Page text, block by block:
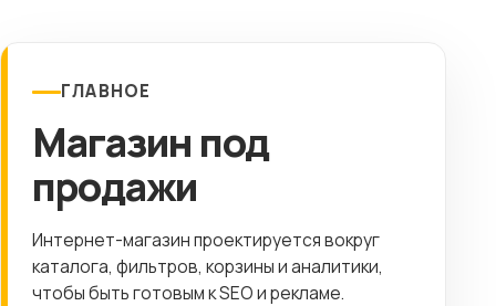
Выберите
город
8 (499) 11-33-654
ГЛАВНОЕ
Магазин под
продажи
Интернет-магазин проектируется вокруг
каталога, фильтров, корзины и аналитики,
чтобы быть готовым к SEO и рекламе.